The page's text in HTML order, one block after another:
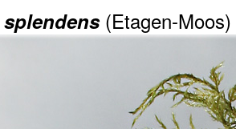
(Etagen-Moos)